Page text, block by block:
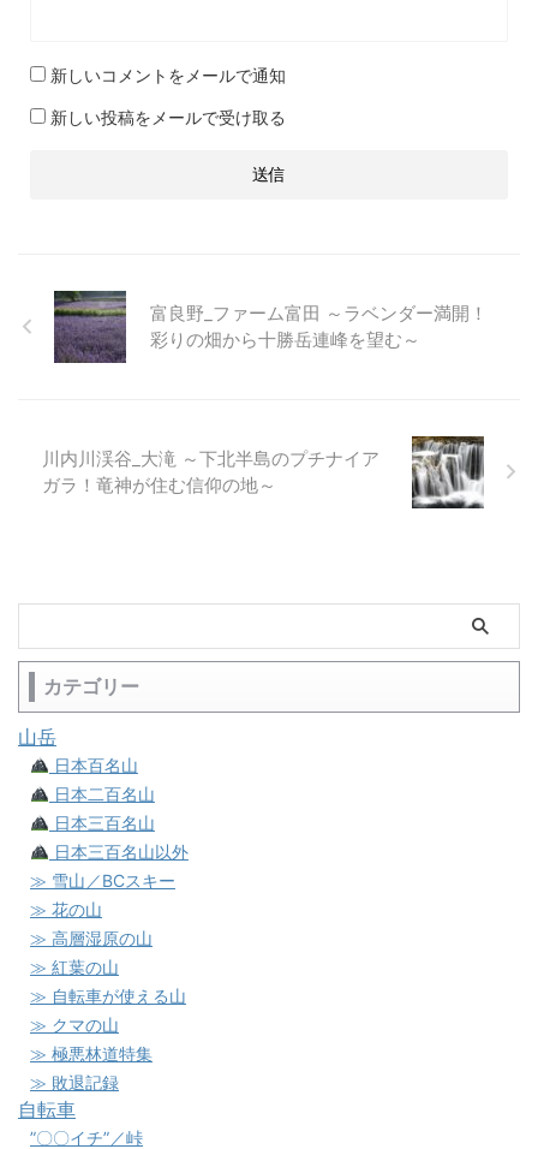
新しいコメントをメールで通知
新しい投稿をメールで受け取る
富良野_ファーム富田 ～ラベンダー満開！
彩りの畑から十勝岳連峰を望む～
川内川渓谷_大滝 ～下北半島のプチナイア
ガラ！竜神が住む信仰の地～
カテゴリー
山岳
日本百名山
日本二百名山
日本三百名山
日本三百名山以外
≫ 雪山／BCスキー
≫ 花の山
≫ 高層湿原の山
≫ 紅葉の山
≫ 自転車が使える山
≫ クマの山
≫ 極悪林道特集
≫ 敗退記録
自転車
”〇〇イチ”／峠